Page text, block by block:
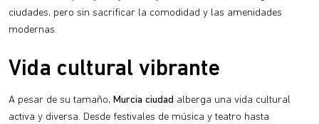
ciudades, pero sin sacrificar la comodidad y las amenidades
modernas.
Vida cultural vibrante
A pesar de su tamaño, Murcia ciudad alberga una vida cultural
activa y diversa. Desde festivales de música y teatro hasta